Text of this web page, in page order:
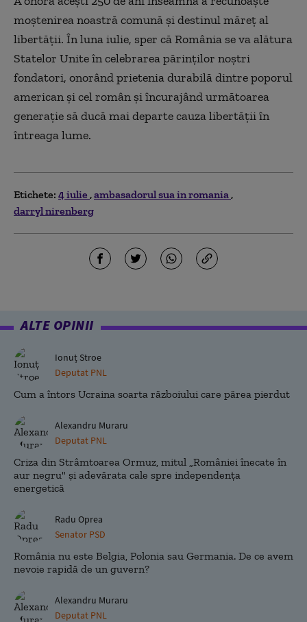
moștenirea noastră comună și destinul măreț al
libertății. În luna iulie, sper că România se va alătura
Statelor Unite în celebrarea părinților noștri
fondatori, onorând prietenia durabilă dintre poporul
american și cel român și încurajând următoarea
generație să ducă mai departe cauza libertății în
întreaga lume.
Etichete: 4 iulie ambasadorul sua in romania
darryl nirenberg
ALTE OPINII
Ionuț Stroe
Deputat PNL
Cum a întors Ucraina soarta războiului care părea pierdut
Alexandru Muraru
Deputat PNL
Criza din Strâmtoarea Ormuz, mitul „României înecate în
aur negru" și adevărata cale spre independența
energetică
Radu Oprea
Senator PSD
România nu este Belgia, Polonia sau Germania. De ce avem
nevoie rapidă de un guvern?
Alexandru Muraru
Deputat PNL